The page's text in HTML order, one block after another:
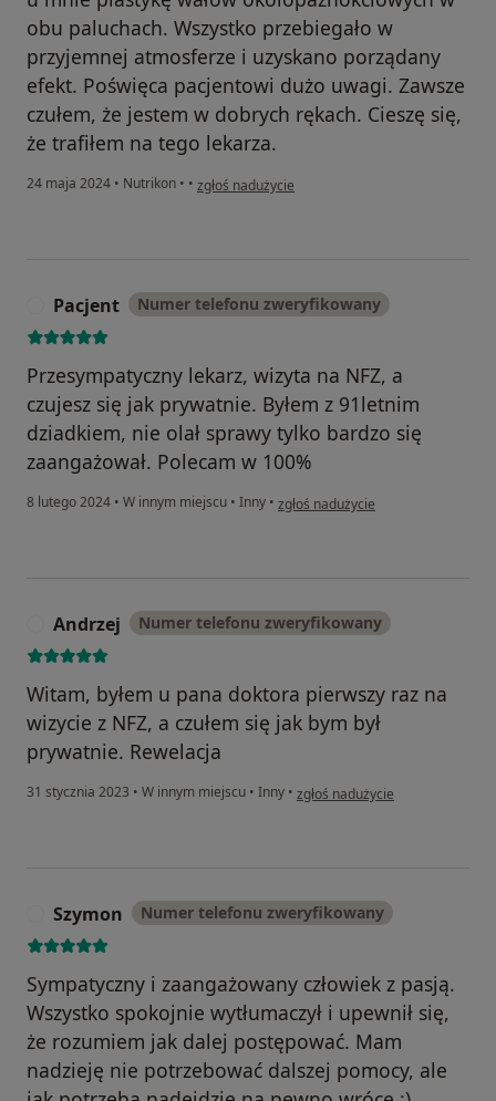
obu paluchach. Wszystko przebiegało w
przyjemnej atmosferze i uzyskano porządany
efekt. Poświęca pacjentowi dużo uwagi. Zawsze
czułem, że jestem w dobrych rękach. Cieszę się,
że trafiłem na tego lekarza.
24 maja 2024 • Nutrikon • • w opinii użytkownika AK
zgłoś nadużycie
Pacjent Numer telefonu zweryfikowany
Przesympatyczny lekarz, wizyta na NFZ, a
czujesz się jak prywatnie. Byłem z 91letnim
dziadkiem, nie olał sprawy tylko bardzo się
zaangażował. Polecam w 100%
8 lutego 2024 • W innym miejscu • Inny • w opinii użytkownika Pacjent
zgłoś nadużycie
Andrzej Numer telefonu zweryfikowany
Witam, byłem u pana doktora pierwszy raz na
wizycie z NFZ, a czułem się jak bym był
prywatnie. Rewelacja
31 stycznia 2023 • W innym miejscu • Inny • w opinii użytkownika Andrzej
zgłoś nadużycie
Szymon Numer telefonu zweryfikowany
Sympatyczny i zaangażowany człowiek z pasją.
Wszystko spokojnie wytłumaczył i upewnił się,
że rozumiem jak dalej postępować. Mam
nadzieję nie potrzebować dalszej pomocy, ale